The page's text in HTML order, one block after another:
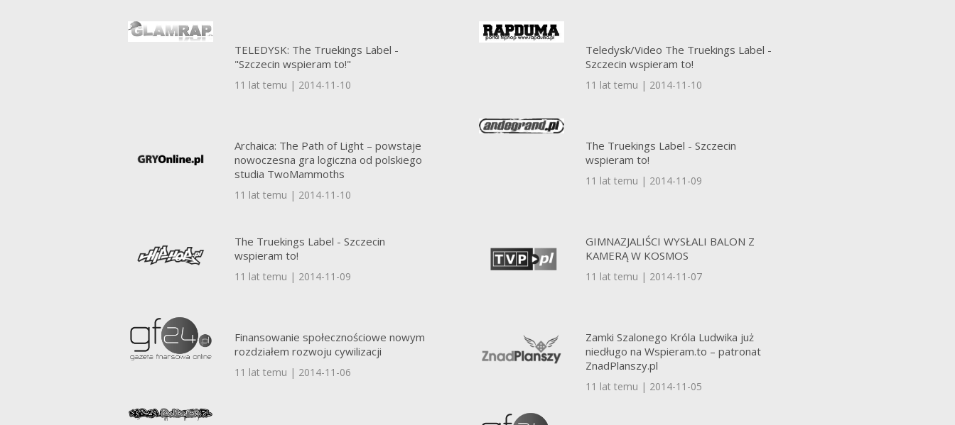
TELEDYSK: The Truekings Label -
"Szczecin wspieram to!"
11 lat temu | 2014-11-10
Teledysk/Video The Truekings Label -
Szczecin wspieram to!
11 lat temu | 2014-11-10
Archaica: The Path of Light – powstaje
nowoczesna gra logiczna od polskiego
studia TwoMammoths
11 lat temu | 2014-11-10
The Truekings Label - Szczecin
wspieram to!
11 lat temu | 2014-11-09
The Truekings Label - Szczecin
wspieram to!
11 lat temu | 2014-11-09
GIMNAZJALIŚCI WYSŁALI BALON Z
KAMERĄ W KOSMOS
11 lat temu | 2014-11-07
Finansowanie społecznościowe nowym
rozdziałem rozwoju cywilizacji
11 lat temu | 2014-11-06
Zamki Szalonego Króla Ludwika już
niedługo na Wspieram.to – patronat
ZnadPlanszy.pl
11 lat temu | 2014-11-05